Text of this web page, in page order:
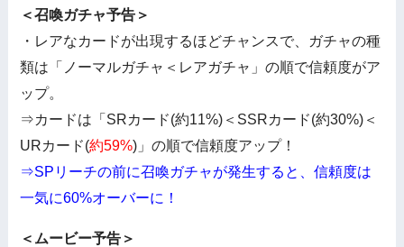
＜召喚ガチャ予告＞
・レアなカードが出現するほどチャンスで、ガチャの種
類は「ノーマルガチャ＜レアガチャ」の順で信頼度がア
ップ。
⇒カードは「SRカード(約11%)＜SSRカード(約30%)＜
URカード(約59%)」の順で信頼度アップ！
⇒SPリーチの前に召喚ガチャが発生すると、信頼度は
一気に60%オーバーに！
＜ムービー予告＞